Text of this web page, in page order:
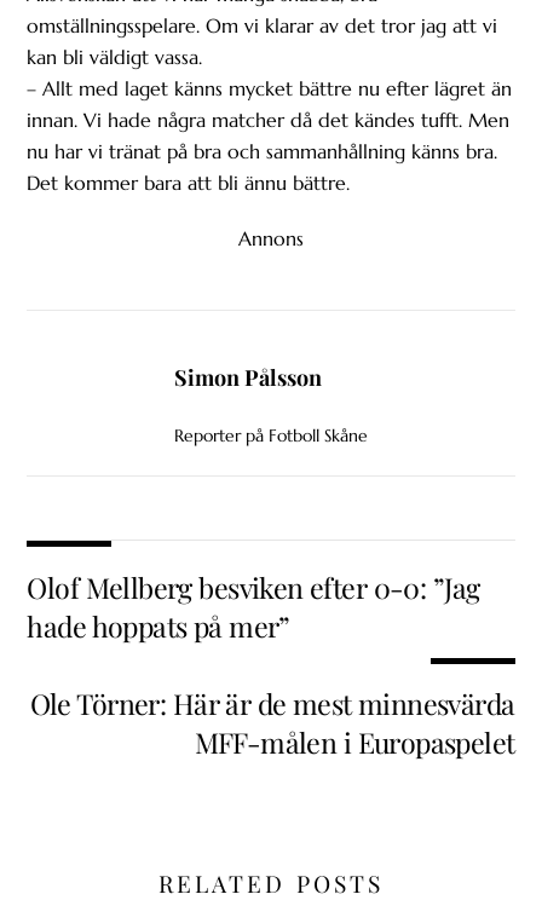
omställningsspelare. Om vi klarar av det tror jag att vi
kan bli väldigt vassa.
– Allt med laget känns mycket bättre nu efter lägret än
innan. Vi hade några matcher då det kändes tufft. Men
nu har vi tränat på bra och sammanhållning känns bra.
Det kommer bara att bli ännu bättre.
Annons
Simon Pålsson
Reporter på Fotboll Skåne
Olof Mellberg besviken efter 0-0: ”Jag
hade hoppats på mer”
Ole Törner: Här är de mest minnesvärda
MFF-målen i Europaspelet
RELATED POSTS